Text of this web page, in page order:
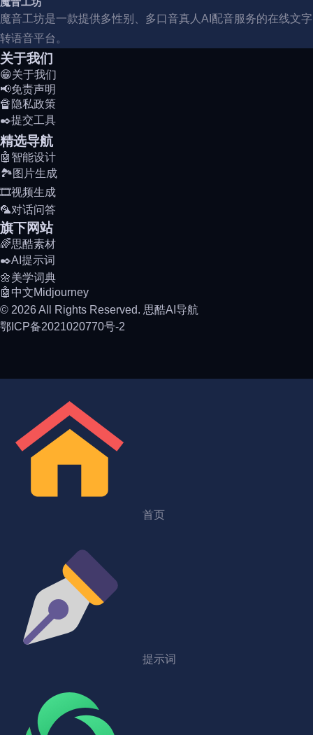
魔音工坊是一款提供多性别、多口音真人AI配音服务的在线文字
转语音平台。
关于我们
😁关于我们
📢免责声明
🔏隐私政策
✒️提交工具
精选导航
🤖智能设计
🏞️图片生成
🎞️视频生成
🦜对话问答
旗下网站
🌈思酷素材
✒️AI提示词
🌼美学词典
🤖中文Midjourney
© 2026 All Rights Reserved. 思酷AI导航
鄂ICP备2021020770号-2
首页
提示词